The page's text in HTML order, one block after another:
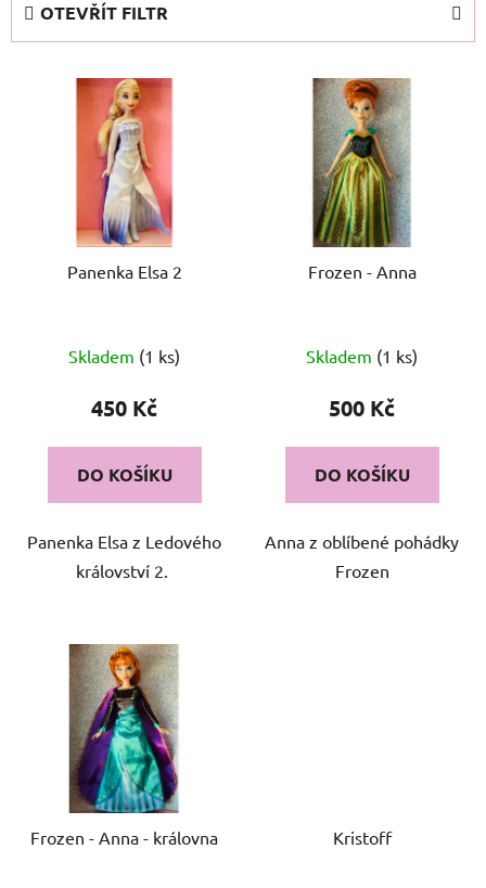
n OTEVŘÍT FILTR
Panenka Elsa 2
Skladem (1 ks)
450 Kč
DO KOŠÍKU
Panenka Elsa z Ledového
království 2.
Frozen - Anna
Skladem (1 ks)
500 Kč
DO KOŠÍKU
Anna z oblíbené pohádky
Frozen
Frozen - Anna - královna Kristoff